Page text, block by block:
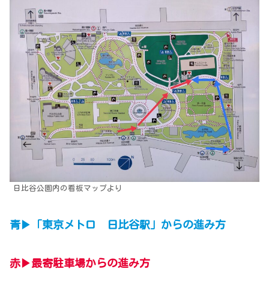
日比谷公園内の看板マップより
青▶「東京メトロ 日比谷駅」からの進み方
赤▶最寄駐車場からの進み方